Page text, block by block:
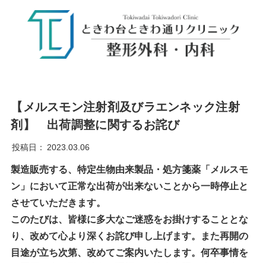
【メルスモン注射剤及びラエンネック注射
剤】 出荷調整に関するお詫び
投稿日： 2023.03.06
製造販売する、特定生物由来製品・処方箋薬「メルスモ
ン」において正常な出荷が出来ないことから一時停止と
させていただきます。
このたびは、皆様に多大なご迷惑をお掛けすることとな
り、改めて心より深くお詫び申し上げます。また再開の
目途が立ち次第、改めてご案内いたします。何卒事情を